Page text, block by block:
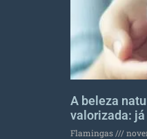
A beleza
valorizada:
Flamingas